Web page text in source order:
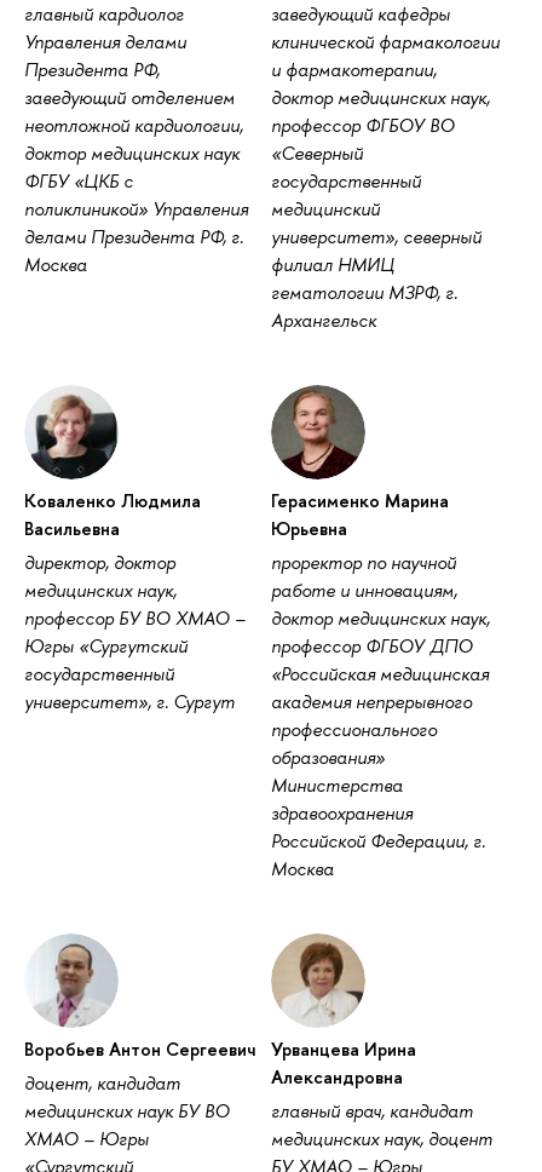
главный кардиолог
Управления делами
Президента РФ,
заведующий отделением
неотложной кардиологии,
доктор медицинских наук
ФГБУ «ЦКБ с
поликлиникой» Управления
делами Президента РФ, г.
Москва
заведующий кафедры
клинической фармакологии
и фармакотерапии,
доктор медицинских наук,
профессор ФГБОУ ВО
«Северный
государственный
медицинский
университет», северный
филиал НМИЦ
гематологии МЗРФ, г.
Архангельск
Коваленко Людмила
Васильевна
директор, доктор
медицинских наук,
профессор БУ ВО ХМАО –
Югры «Сургутский
государственный
университет», г. Сургут
Герасименко Марина
Юрьевна
проректор по научной
работе и инновациям,
доктор медицинских наук,
профессор ФГБОУ ДПО
«Российская медицинская
академия непрерывного
профессионального
образования»
Министерства
здравоохранения
Российской Федерации, г.
Москва
Воробьев Антон Сергеевич
доцент, кандидат
медицинских наук БУ ВО
ХМАО – Югры
«Сургутский
Урванцева Ирина
Александровна
главный врач, кандидат
медицинских наук, доцент
БУ ХМАО – Югры